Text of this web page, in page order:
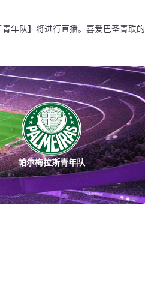
年队】将进行直播。喜爱巴圣青联的
帕尔梅拉斯青年队